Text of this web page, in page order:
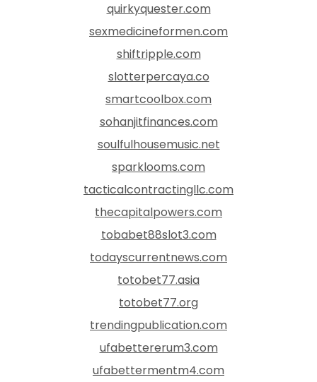
quirkyquester.com
sexmedicineformen.com
shiftripple.com
slotterpercaya.co
smartcoolbox.com
sohanjitfinances.com
soulfulhousemusic.net
sparklooms.com
tacticalcontractingllc.com
thecapitalpowers.com
tobabet88slot3.com
todayscurrentnews.com
totobet77.asia
totobet77.org
trendingpublication.com
ufabettererum3.com
ufabettermentm4.com